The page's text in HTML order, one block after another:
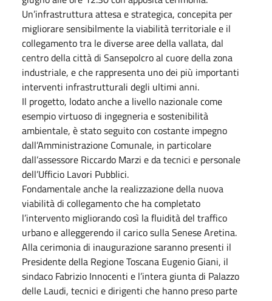
Un’infrastruttura attesa e strategica, concepita per
migliorare sensibilmente la viabilità territoriale e il
collegamento tra le diverse aree della vallata, dal
centro della città di Sansepolcro al cuore della zona
industriale, e che rappresenta uno dei più importanti
interventi infrastrutturali degli ultimi anni.
Il progetto, lodato anche a livello nazionale come
esempio virtuoso di ingegneria e sostenibilità
ambientale, è stato seguito con costante impegno
dall’Amministrazione Comunale, in particolare
dall’assessore Riccardo Marzi e da tecnici e personale
dell’Ufficio Lavori Pubblici.
Fondamentale anche la realizzazione della nuova
viabilità di collegamento che ha completato
l’intervento migliorando così la fluidità del traffico
urbano e alleggerendo il carico sulla Senese Aretina.
Alla cerimonia di inaugurazione saranno presenti il
Presidente della Regione Toscana Eugenio Giani, il
sindaco Fabrizio Innocenti e l’intera giunta di Palazzo
delle Laudi, tecnici e dirigenti che hanno preso parte